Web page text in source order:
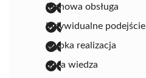
fachowa obsługa
indywidualne podejście
szybka realizacja
duża wiedza